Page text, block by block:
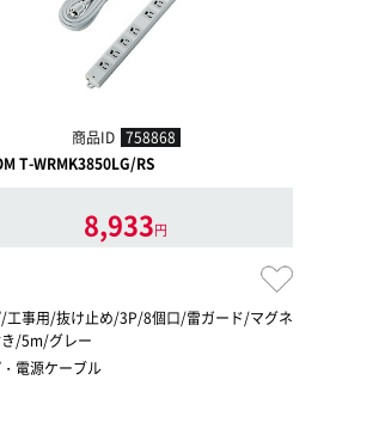
商品ID 758868
T-WRMK3850LG/RS
8,933円
工事用/抜け止め/3P/8個口/雷ガード/マグネ
き/5m/グレー
電源ケーブル